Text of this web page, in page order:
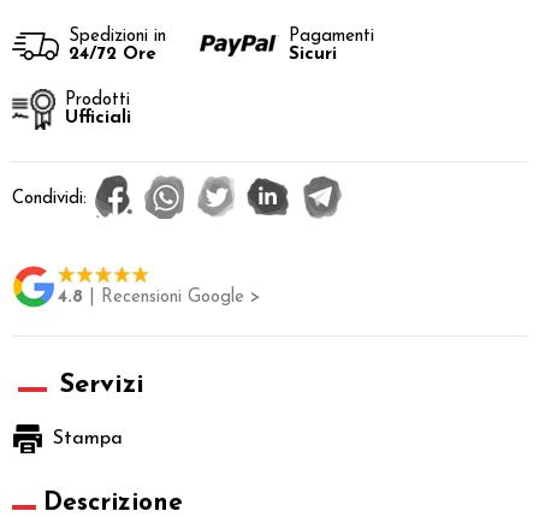
Spedizioni in
24/72 Ore
Pagamenti
Sicuri
Prodotti
Ufficiali
Condividi:
4.8 | Recensioni Google >
Servizi
Stampa
Descrizione